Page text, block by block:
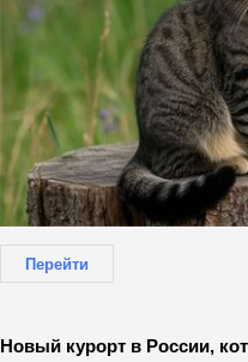
Перейти
Новый курорт в России,